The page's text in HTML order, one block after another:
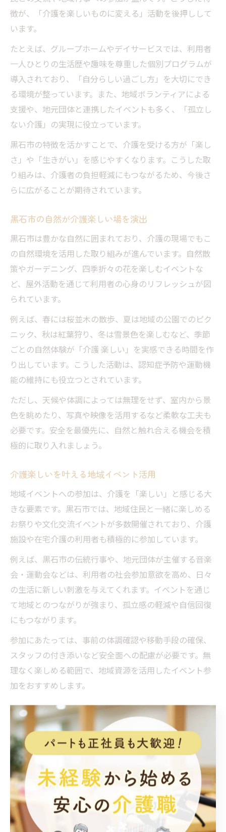
徴が、「介護を楽しいものに変える」活動を後押しして
います。
たとえば、グループホームやデイサービスでは、利用者
一人ひとりの生活歴や趣味を尊重した個別プログラムが
導入されており、「自分らしい過ごし方」を大切にでき
る環境が整っています。また、地域ボランティアによる
支援や、地元団体と連携したイベントも多く、「孤立し
ない介護」の実現に役立っています。
黒石市の特徴を活かすことで、介護を受ける方が「楽し
さ」や「生きがい」を感じやすくなります。こうした取
り組みは、介護者の負担軽減にもつながるため、今後さ
らに広がることが期待されています。
黒石市の自然が介護楽しい場を演出
黒石市は豊かな自然に囲まれており、介護の現場でもこ
の自然環境を活用した取り組みが進んでいます。自然散
策やガーデニング、四季折々の花を楽しむイベントな
ど、屋外活動を通じて利用者の心身のリフレッシュが図
られています。
例えば、春には桜並木の散歩、夏は地域の公園でのピク
ニック、秋は紅葉狩り、冬は雪景色を楽しむなど、季節
ごとの自然体験が「介護 楽しい」を実感できる時間を作
り出しています。こうした活動は、認知症予防や運動機
能の維持にも役立つとされています。
ただし、天候や体調によっては無理をせず、室内から景
色を眺めたり、写真や映像を活用するなど柔軟な工夫も
必要です。安全を最優先に、自然と触れ合える機会を積
極的に取り入れましょう。
介護楽しいを叶える地域イベント活用
地域イベントへの参加は、介護を「楽しい」と感じる大
きな要素です。黒石市では、地域住民と一緒に楽しめる
お祭りや文化交流イベントが多数開催されており、介護
施設や在宅介護の利用者も積極的に参加しています。
例えば、黒石市の伝統行事や、地元団体が主催する音楽
会・運動会などは、利用者の社会参加意欲を高め、日々
の生活に新しい刺激を与えてくれます。イベントを通じ
て地域とのつながりが強まり、孤立感の軽減や自信回復
にもつながります。
参加にあたっては、事前の体調確認や移動手段の確保、
スタッフの付き添いなど安全面への配慮が必要です。無
理なく楽しめる範囲で、地域資源を活用したイベント参
加をおすすめします。
楽しい介護に変わる青森県黒石市
の方法
介護楽しい工夫が広がる黒石市の方法
青森県黒石市では、介護の現場で「楽しい時間」を創出
するための工夫が年々広がっています。自然豊かな環境